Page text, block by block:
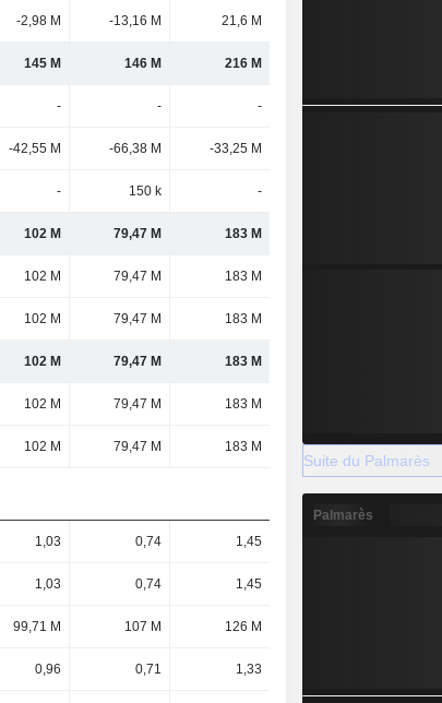
-2,98 M -13,16 M 21,6 M
145 M 146 M 216 M
- - -
-42,55 M -66,38 M -33,25 M
- 150 k -
102 M 79,47 M 183 M
102 M 79,47 M 183 M
102 M 79,47 M 183 M
102 M 79,47 M 183 M
102 M 79,47 M 183 M
102 M 79,47 M 183 M
1,03 0,74 1,45
1,03 0,74 1,45
99,71 M 107 M 126 M
0,96 0,71 1,33
Suite du Palmarès
Palmarès